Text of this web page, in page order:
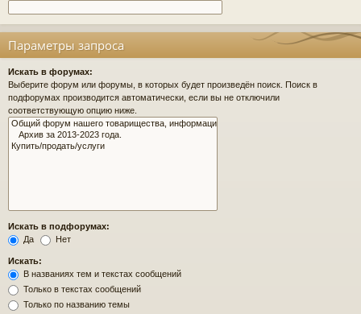
Параметры запроса
Искать в форумах:
Выберите форум или форумы, в которых будет произведён поиск. Поиск в
подфорумах производится автоматически, если вы не отключили
соответствующую опцию ниже.
Искать в подфорумах:
Да
Нет
Искать:
В названиях тем и текстах сообщений
Только в текстах сообщений
Только по названию темы